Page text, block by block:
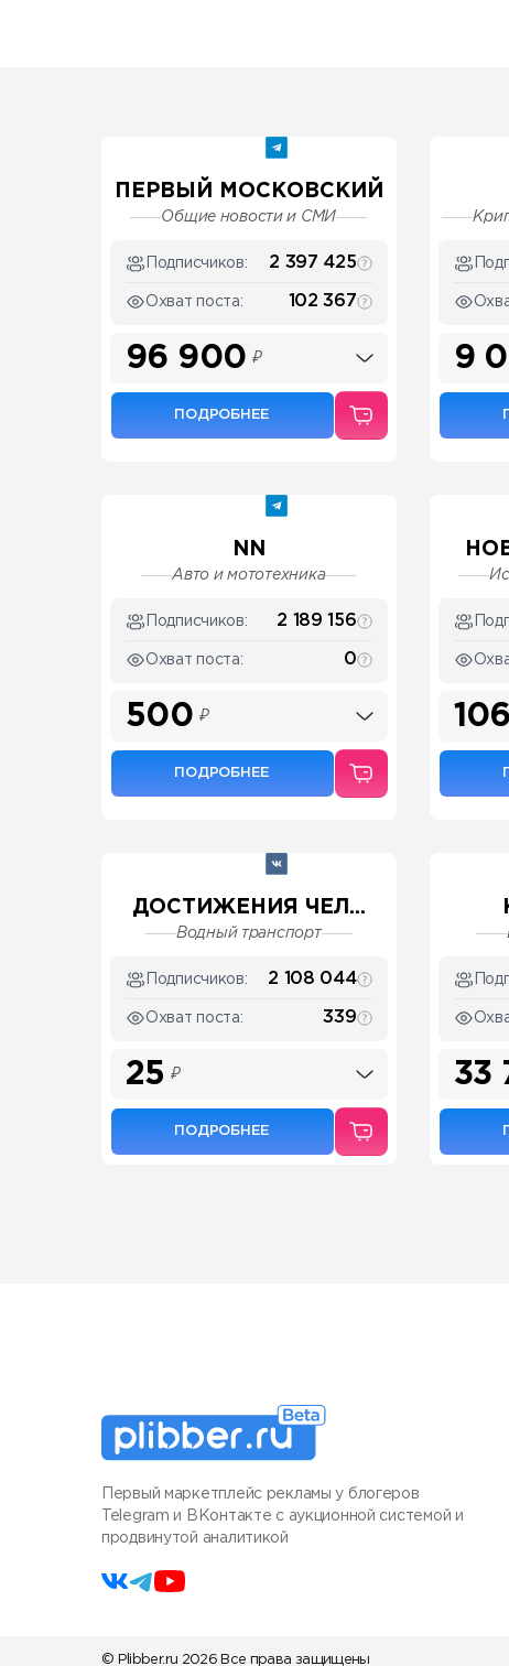
ПЕРВЫЙ МОСКОВСКИЙ
Общие новости и СМИ
Подписчиков: 2 397 425
Охват поста: 102 367
96 900 ₽
ПОДРОБНЕЕ
9
NN
Авто и мототехника
Подписчиков: 2 189 156
Охват поста: 0
500 ₽
ПОДРОБНЕЕ
ДОСТИЖЕНИЯ ЧЕЛ...
Водный транспорт
Подписчиков: 2 108 044
Охват поста: 339
25 ₽
ПОДРОБНЕЕ
33
Первый маркетплейс рекламы у блогеров
Telegram и ВКонтакте с аукционной системой и
продвинутой аналитикой
© Plibber.ru 2026 Все права защищены